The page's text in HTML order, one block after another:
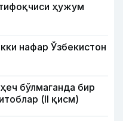
ҳужум
нафар Ўзбекистон
бўлмаганда бир
(II қисм)